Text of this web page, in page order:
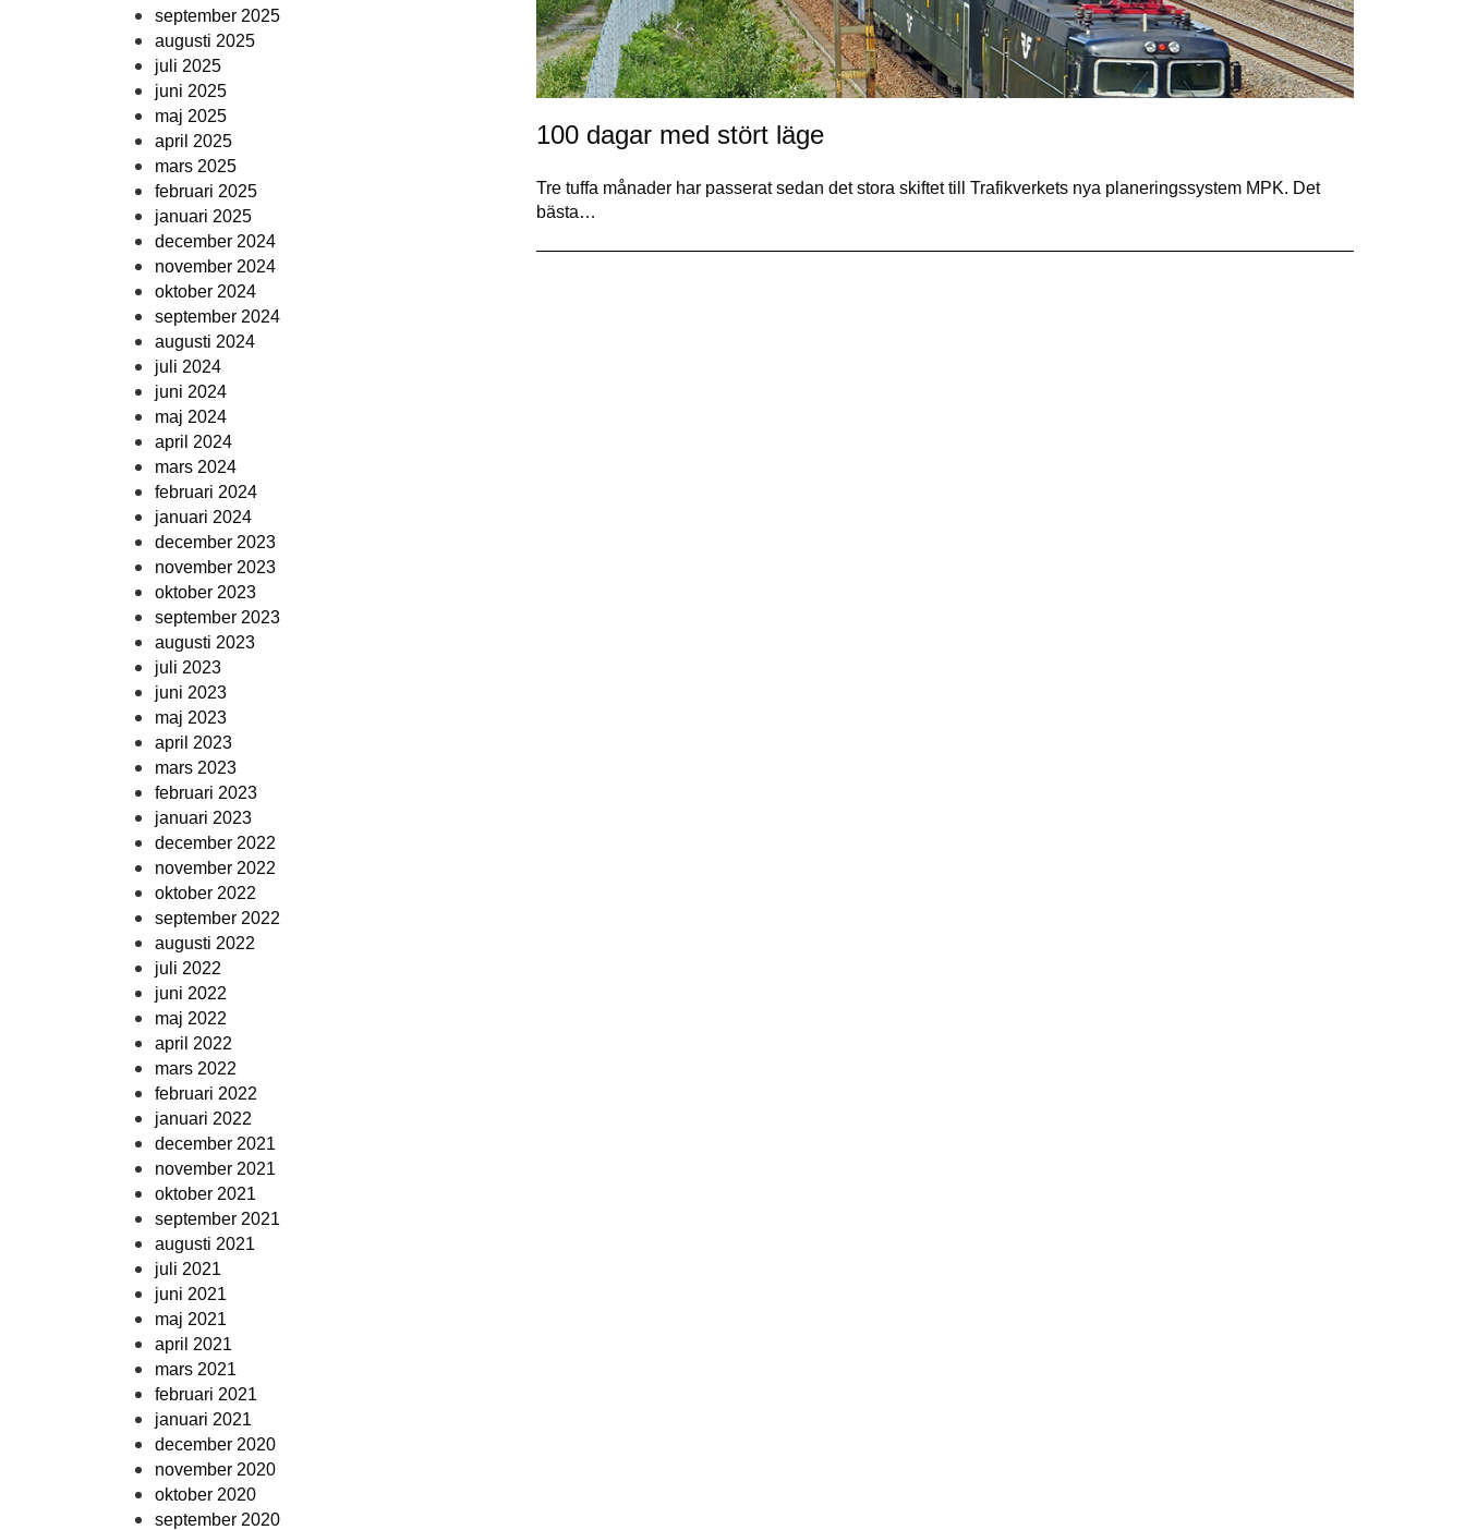
september 2025
augusti 2025
juli 2025
juni 2025
maj 2025
april 2025
mars 2025
februari 2025
januari 2025
december 2024
november 2024
oktober 2024
september 2024
augusti 2024
juli 2024
juni 2024
maj 2024
april 2024
mars 2024
februari 2024
januari 2024
december 2023
november 2023
oktober 2023
september 2023
augusti 2023
juli 2023
juni 2023
maj 2023
april 2023
mars 2023
februari 2023
januari 2023
december 2022
november 2022
oktober 2022
september 2022
augusti 2022
juli 2022
juni 2022
maj 2022
april 2022
mars 2022
februari 2022
januari 2022
december 2021
november 2021
oktober 2021
september 2021
augusti 2021
juli 2021
juni 2021
maj 2021
april 2021
mars 2021
februari 2021
januari 2021
december 2020
november 2020
oktober 2020
september 2020
100 dagar med stört läge
Tre tuffa månader har passerat sedan det stora skiftet till Trafikverkets nya planeringssystem MPK. Det
bästa…